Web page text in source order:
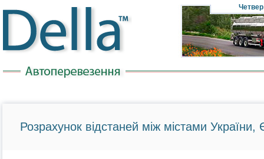
Четвер
Розрахунок відстаней між містами України,